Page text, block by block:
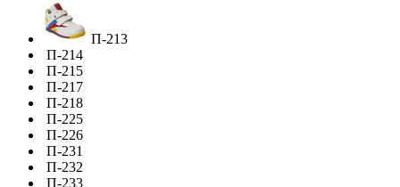
П-213
П-214
П-215
П-217
П-218
П-225
П-226
П-231
П-232
П-233